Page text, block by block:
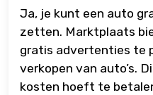
Ja, je kunt een auto
zetten. Marktplaats
gratis advertenties te
verkopen van auto’s.
kosten hoeft te